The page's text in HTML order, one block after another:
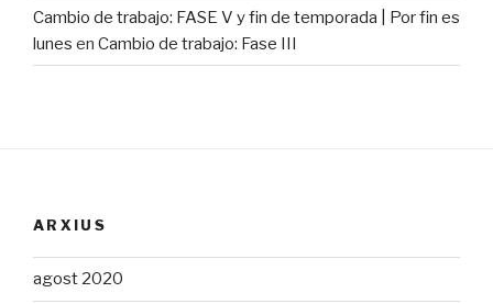
Cambio de trabajo: FASE V y fin de temporada | Por fin es
lunes en Cambio de trabajo: Fase III
ARXIUS
agost 2020